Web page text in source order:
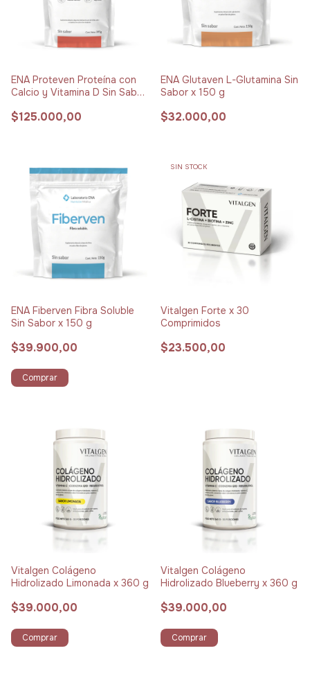
ENA Proteven Proteína con
Calcio y Vitamina D Sin Sabor
$125.000,00
ENA Glutaven L-Glutamina Sin
Sabor x 150 g
$32.000,00
ENA Fiberven Fibra Soluble
Sin Sabor x 150 g
$39.900,00
Comprar
SIN STOCK
Vitalgen Forte x 30
Comprimidos
$23.500,00
Vitalgen Colágeno
Hidrolizado Limonada x 360 g
$39.000,00
Comprar
Vitalgen Colágeno
Hidrolizado Blueberry x 360 g
$39.000,00
Comprar